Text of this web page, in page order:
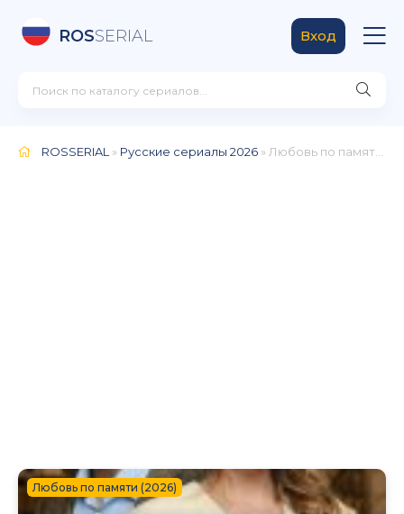
ROSSERIAL Вход
ROSSERIAL » Русские сериалы 2026 » Любовь по памяти (2026)
Любовь по памяти (2026)